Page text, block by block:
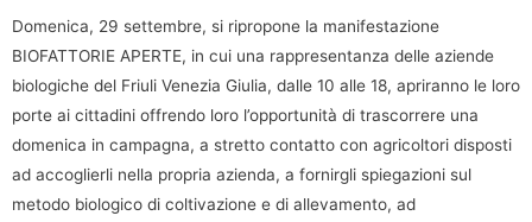
Domenica, 29 settembre, si ripropone la manifestazione
BIOFATTORIE APERTE, in cui una rappresentanza delle aziende
biologiche del Friuli Venezia Giulia, dalle 10 alle 18, apriranno le loro
porte ai cittadini offrendo loro l’opportunità di trascorrere una
domenica in campagna, a stretto contatto con agricoltori disposti
ad accoglierli nella propria azienda, a fornirgli spiegazioni sul
metodo biologico di coltivazione e di allevamento, ad